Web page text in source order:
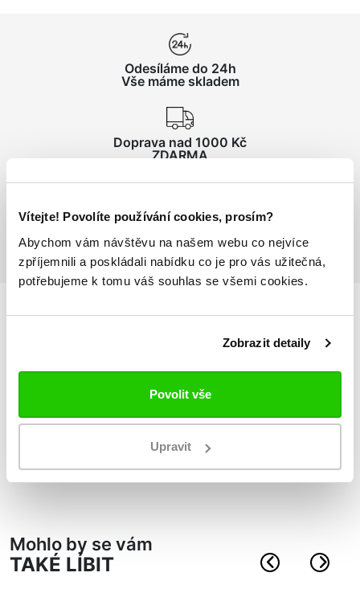
Vítejte! Povolíte používání cookies, prosím?
Abychom vám návštěvu na našem webu co nejvíce
zpříjemnili a poskládali nabídku co je pro vás užitečná,
potřebujeme k tomu váš souhlas se všemi cookies.
Zobrazit detaily
Povolit vše
Upravit
Odesíláme do 24h
Vše máme skladem
Doprava nad 1000 Kč
ZDARMA
Vrácení zboží
o produktu
materiál: 100% polyester
L: 61cm x 31cm x 29cm, objem 60L
XL: 70cm x 35cm x 33cm, objem 90L
Mohlo by se vám
TAKÉ LÍBIT